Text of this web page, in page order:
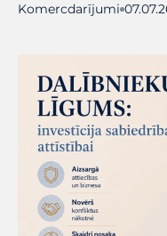
Komercdarījumi